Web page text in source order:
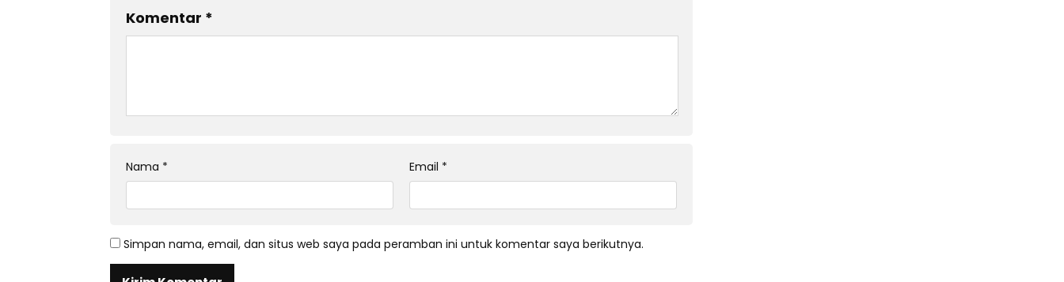
Komentar *
Nama * Email *
Simpan nama, email, dan situs web saya pada peramban ini untuk komentar saya berikutnya.